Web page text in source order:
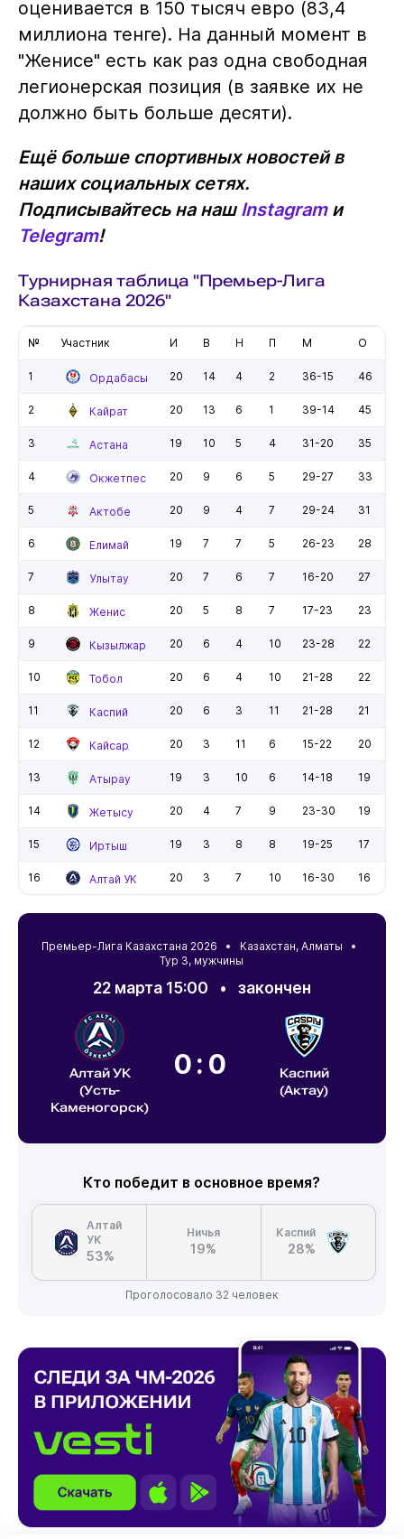
оценивается в 150 тысяч евро (83,4
миллиона тенге). На данный момент в
"Женисе" есть как раз одна свободная
легионерская позиция (в заявке их не
должно быть больше десяти).
Ещё больше спортивных новостей в
наших социальных сетях.
Подписывайтесь на нашInstagramи
Telegram!
Турнирная таблица "Премьер-Лига
Казахстана 2026"
№ Участник И В Н П М О
1 Ордабасы 20 14 4 2 36-15 46
2 Кайрат 20 13 6 1 39-14 45
3 Астана 19 10 5 4 31-20 35
4 Окжетпес 20 9 6 5 29-27 33
5 Актобе 20 9 4 7 29-24 31
6 Елимай 19 7 7 5 26-23 28
7 Улытау 20 7 6 7 16-20 27
8 Женис 20 5 8 7 17-23 23
9 Кызылжар 20 6 4 10 23-28 22
10 Тобол 20 6 4 10 21-28 22
11 Каспий 20 6 3 11 21-28 21
12 Кайсар 20 3 11 6 15-22 20
13 Атырау 19 3 10 6 14-18 19
14 Жетысу 20 4 7 9 23-30 19
15 Иртыш 19 3 8 8 19-25 17
16 Алтай УК 20 3 7 10 16-30 16
Премьер-Лига Казахстана 2026 • Казахстан, Алматы •
Тур 3, мужчины
22 марта 15:00 • закончен
Алтай УК
(Усть-
Каменогорск)
0:0
Каспий
(Актау)
Кто победит в основное время?
Алтай
УК
53%
Ничья
19%
Каспий
28%
Проголосовало 32 человек